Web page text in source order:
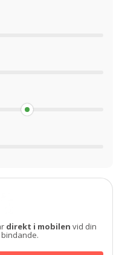
direkt i mobilen vid din